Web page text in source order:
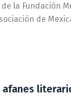
la Fundación
de
afanes